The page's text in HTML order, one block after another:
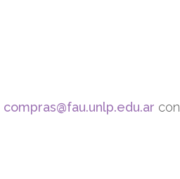
compras@fau.unlp.edu.ar con